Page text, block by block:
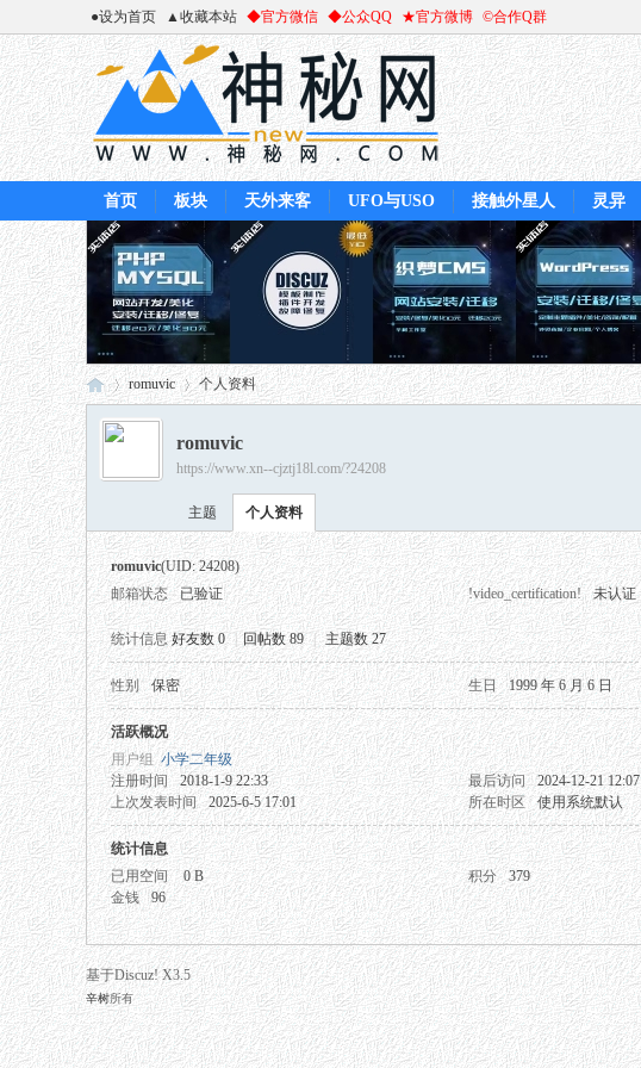
●设为首页 ▲收藏本站 ◆官方微信 ◆公众QQ ★官方微博 ©合作Q群
首页 板块 天外来客 UFO与USO 接触外星人 灵异
秘
网
›
romuvic 个人资料
romuvic
https://www.xn--cjztj18l.com/?24208
主题 个人资料
romuvic(UID: 24208)
邮箱状态
已验证 !video_certification! 未认证
统计信息 好友数 0 回帖数 89 主题数 27
性别 保密 生日 1999 年 6 月 6 日
活跃概况
用户组 小学二年级
注册时间
2018-1-9 22:33 最后访问 2024-12-21 12:07
上次发表时间
2025-6-5 17:01 所在时区 使用系统默认
统计信息
已用空间
0 B 积分 379
金钱
96
基于Discuz! X3.5
辛树所有